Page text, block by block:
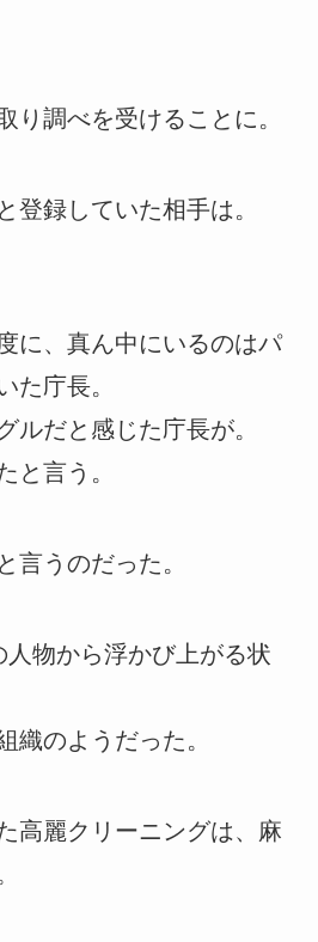
り調べを受けることに。
登録していた相手は。
に、真ん中にいるのはパ
た庁長。
ルだと感じた庁長が。
と言う。
言うのだった。
物から浮かび上がる状
織のようだった。
高麗クリーニングは、麻